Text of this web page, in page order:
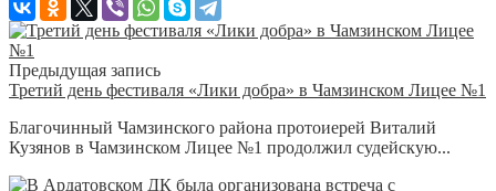
Предыдущая запись
Третий день фестиваля «Лики добра» в Чамзинском Лицее №1
Благочинный Чамзинского района протоиерей Виталий
Кузянов в Чамзинском Лицее №1 продолжил судейскую...